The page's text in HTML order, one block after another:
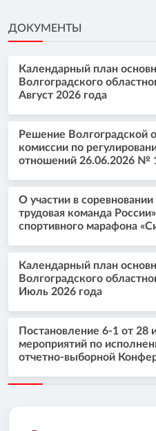
ДОКУМЕНТЫ
Календарный план
Волгоградского
Август 2026 года
Решение Волгоградской
комиссии по
отношений 26.06.2026 №
О участии в
трудовая команда
спортивного марафона
Календарный план
Волгоградского
Июль 2026 года
Постановление 6-1 от 28
мероприятий по
отчетно-выборной